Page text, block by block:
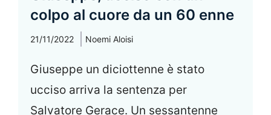
colpo al cuore da un 60 enne
21/11/2022 Noemi Aloisi
Giuseppe un diciottenne è stato
ucciso arriva la sentenza per
Salvatore Gerace. Un sessantenne